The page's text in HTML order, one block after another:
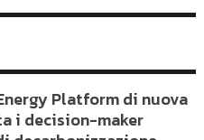
Platform di nuova
i decision-maker